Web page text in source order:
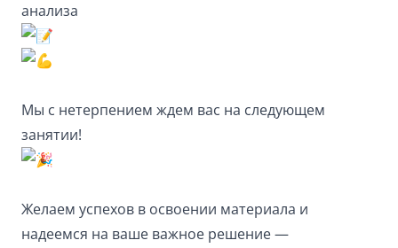
анализа
Мы с нетерпением ждем вас на следующем
занятии!
Желаем успехов в освоении материала и
надеемся на ваше важное решение —